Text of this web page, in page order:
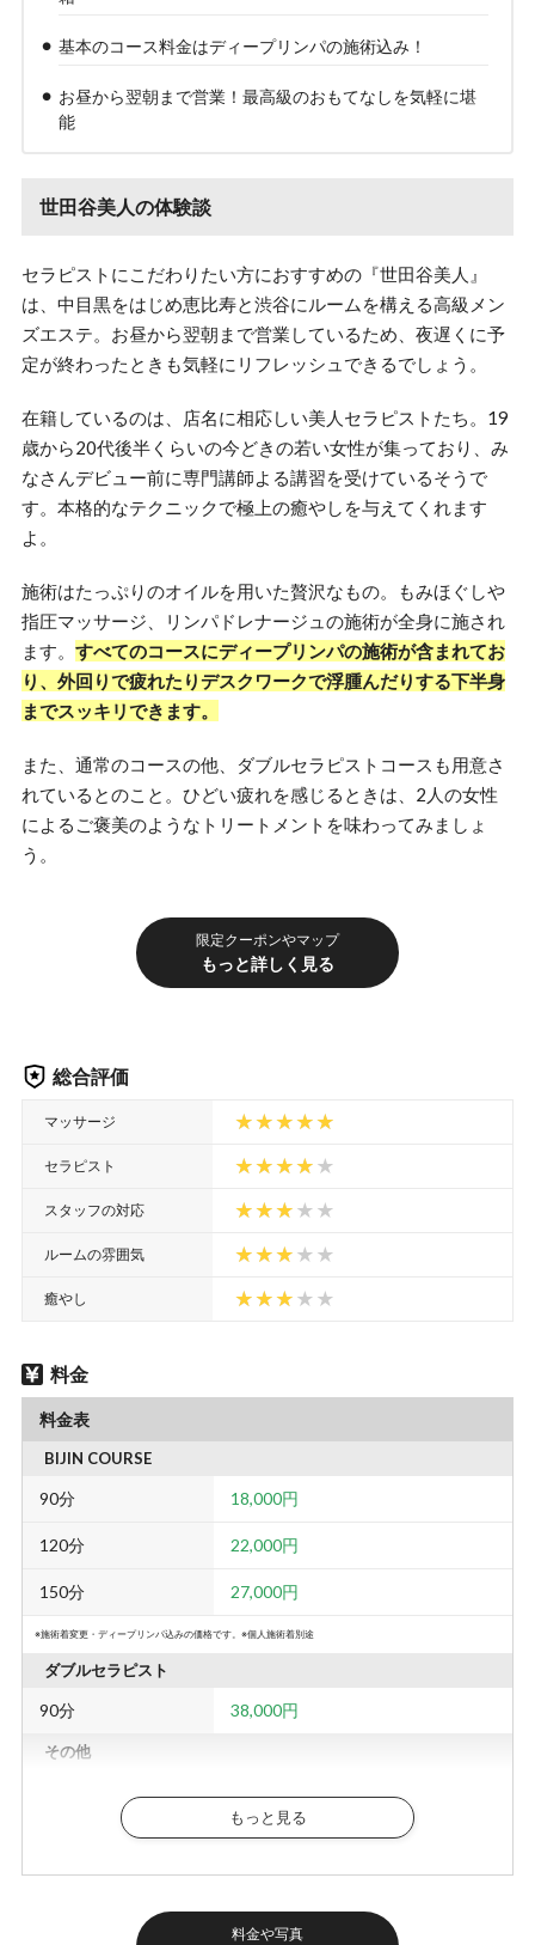
基本のコース料金はディープリンパの施術込み！
お昼から翌朝まで営業！最高級のおもてなしを気軽に堪
能
世田谷美人の体験談
セラピストにこだわりたい方におすすめの『世田谷美人』
は、中目黒をはじめ恵比寿と渋谷にルームを構える高級メン
ズエステ。お昼から翌朝まで営業しているため、夜遅くに予
定が終わったときも気軽にリフレッシュできるでしょう。
在籍しているのは、店名に相応しい美人セラピストたち。19
歳から20代後半くらいの今どきの若い女性が集っており、み
なさんデビュー前に専門講師よる講習を受けているそうで
す。本格的なテクニックで極上の癒やしを与えてくれます
よ。
施術はたっぷりのオイルを用いた贅沢なもの。もみほぐしや
指圧マッサージ、リンパドレナージュの施術が全身に施され
ます。 すべてのコースにディープリンパの施術が含まれてお
り、外回りで疲れたりデスクワークで浮腫んだりする下半身
までスッキリできます。
また、通常のコースの他、ダブルセラピストコースも用意さ
れているとのこと。ひどい疲れを感じるときは、2人の女性
によるご褒美のようなトリートメントを味わってみましょ
う。
限定クーポンやマップ
もっと詳しく見る
総合評価
マッサージ
セラピスト
スタッフの対応
ルームの雰囲気
癒やし
料金
料金表
BIJIN COURSE
90分 18,000円
120分 22,000円
150分 27,000円
※施術着変更・ディープリンパ込みの価格です。※個人施術着別途
ダブルセラピスト
90分 38,000円
その他
2,000円
オプション料金
もっと見る
料金や写真